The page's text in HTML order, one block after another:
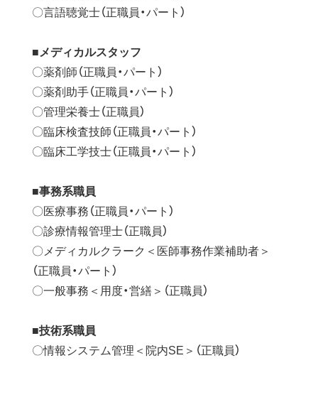
〇言語聴覚士（正職員・パート）
■メディカルスタッフ
〇薬剤師（正職員・パート）
〇薬剤助手（正職員・パート）
〇管理栄養士（正職員）
〇臨床検査技師（正職員・パート）
〇臨床工学技士（正職員・パート）
■事務系職員
〇医療事務（正職員・パート）
〇診療情報管理士（正職員）
〇メディカルクラーク＜医師事務作業補助者＞
（正職員・パート）
〇一般事務＜用度・営繕＞（正職員）
■技術系職員
〇情報システム管理＜院内SE＞（正職員）